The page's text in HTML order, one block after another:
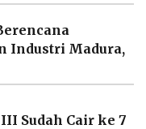
Industri Madura,
Sudah Cair ke 7